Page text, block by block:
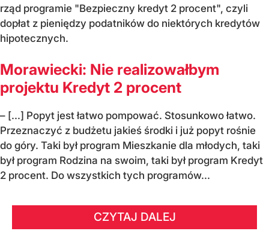
rząd programie "Bezpieczny kredyt 2 procent", czyli
dopłat z pieniędzy podatników do niektórych kredytów
hipotecznych.
Morawiecki: Nie realizowałbym
projektu Kredyt 2 procent
– [...] Popyt jest łatwo pompować. Stosunkowo łatwo.
Przeznaczyć z budżetu jakieś środki i już popyt rośnie
do góry. Taki był program Mieszkanie dla młodych, taki
był program Rodzina na swoim, taki był program Kredyt
2 procent. Do wszystkich tych programów...
CZYTAJ DALEJ